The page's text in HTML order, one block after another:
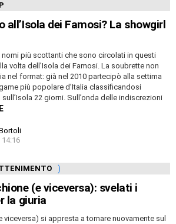
all’Isola dei Famosi? La showgirl
più scottanti che sono circolati in questi
volta dell’Isola dei Famosi. La soubrette non
nel format: già nel 2010 partecipò alla settima
più popolare d’Italia classificandosi
22 giorni. Sull’onda delle indiscrezioni
14:16
(e viceversa): svelati i
la giuria
viceversa) si appresta a tornare nuovamente sul